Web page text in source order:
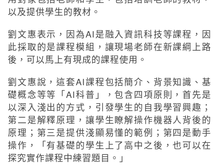
以及提供學生的教材。
劉文惠表示，因為AI是融入資訊科技等課程，因
此採取的是課程模組，讓現場老師在新課綱上路
後，可以馬上有現成的課程使用。
劉文惠說，這套AI課程包括簡介、背景知識、基
礎概念等等「AI科普」，包含四項原則，首先是
以深入淺出的方式，引發學生的自我學習興趣；
第二是解釋原理，讓學生瞭解操作機器人背後的
原理；第三是提供淺顯易懂的範例；第四是動手
操作，「有基礎的學生上了高中之後，也可以在
探究實作課程中練習題目。」